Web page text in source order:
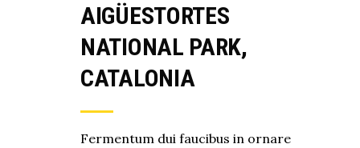
AIGÜESTORTES
NATIONAL PARK,
CATALONIA
Fermentum dui faucibus in ornare